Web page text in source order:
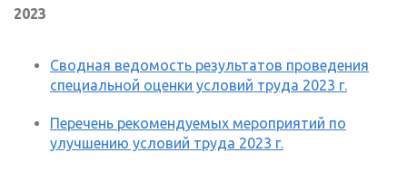
2023
Сводная ведомость результатов проведения
специальной оценки условий труда 2023 г.
Перечень рекомендуемых мероприятий по
улучшению условий труда 2023 г.